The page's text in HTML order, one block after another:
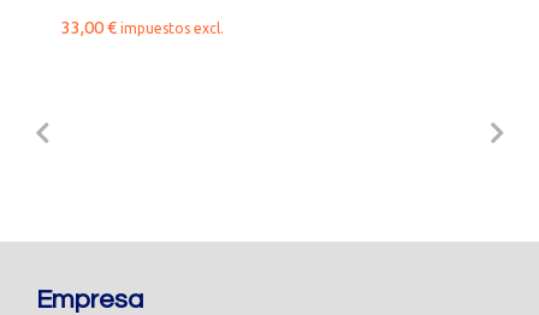
33,00€ impuestos excl.
Empresa